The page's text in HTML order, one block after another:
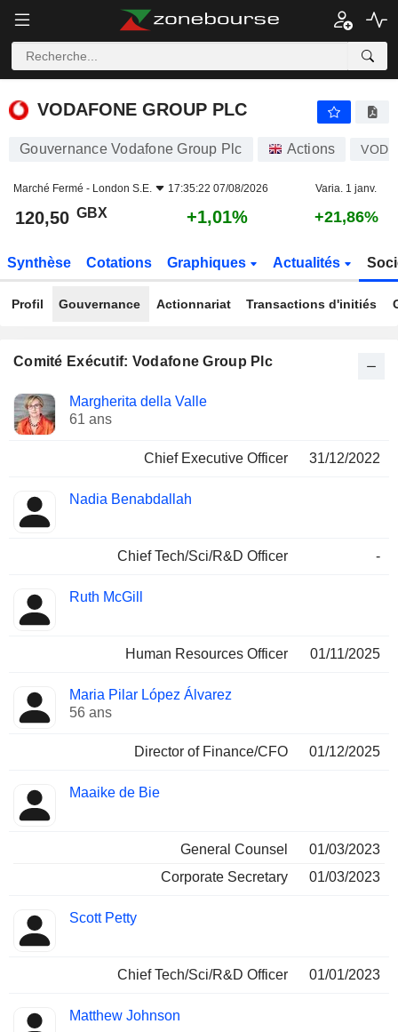
VODAFONE GROUP PLC
VODAFONE GROUP PLC
Gouvernance Vodafone Group Plc Actions VOD
Marché Fermé - London S.E. 17:35:22 07/08/2026 Varia. 1 janv.
120,50 GBX +1,01% +21,86%
Synthèse Cotations Graphiques Actualités
Profil Gouvernance Actionnariat Transactions d'initiés
Comité Exécutif: Vodafone Group Plc
Dirigeant
Fonctions
occupées
Margherita della Valle
61 ans
Chief Executive Officer 31/12/2022
Nadia Benabdallah
Chief Tech/Sci/R&D Officer -
Ruth McGill
Human Resources Officer 01/11/2025
Maria Pilar López Álvarez
56 ans
Director of Finance/CFO 01/12/2025
Maaike de Bie
General Counsel
01/03/2023
Corporate Secretary
01/03/2023
Scott Petty
Chief Tech/Sci/R&D Officer 01/01/2023
Matthew Johnson